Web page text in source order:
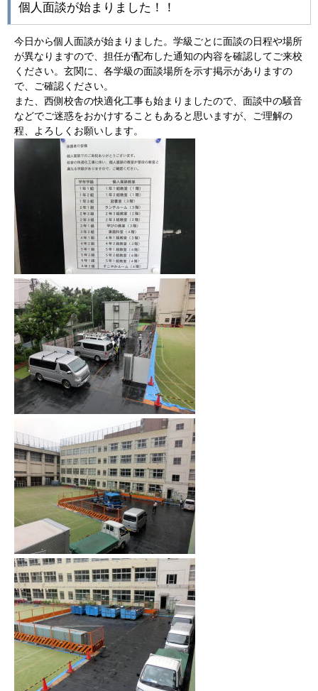
個人面談が始まりました！！
今日から個人面談が始まりました。学級ごとに面談の日程や場所
が異なりますので、担任が配布した通知の内容を確認してご来校
ください。玄関に、各学級の面談場所を示す掲示がありますの
で、ご確認ください。
また、西側校舎の快適化工事も始まりましたので、面談中の騒音
などでご迷惑をおかけすることもあると思いますが、ご理解の
程、よろしくお願いします。